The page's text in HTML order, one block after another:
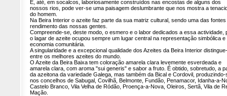
E, até, em socalcos, laboriosamente construídos nas encostas de alguns dos
nossos rios, pode ver-se uma paisagem deslumbrante que nos mostra a
do homem.
Na Beira Interior o azeite faz parte da sua matriz cultural, sendo uma das fontes
rendimento das nossas gentes.
Compreende-se, deste modo, o esmero e o labor dedicados a essa actividade,
o lagar de azeite ocupou sempre um lugar central na representação simbólica e
economia comunitária.
A singularidade e a excepcional qualidade dos Azeites da Beira Interior
entre os melhores azeites do mundo.
O Azeite da Beira Baixa tem coloração amarela clara levemente esverdeada e
amarela clara, com aroma "sui generis" e sabor a fruto. É obtido, sobretudo, a
da azeitona da variedade Galega, mas também da Bical e Cordovil, produzindo-
nos concelhos de Sabugal, Covilhã, Belmonte, Fundão, Penamacor, Idanha-a-
Castelo Branco, Vila Velha de Ródão, Proença-a-Nova, Oleiros, Sertã, Vila de
Mação.